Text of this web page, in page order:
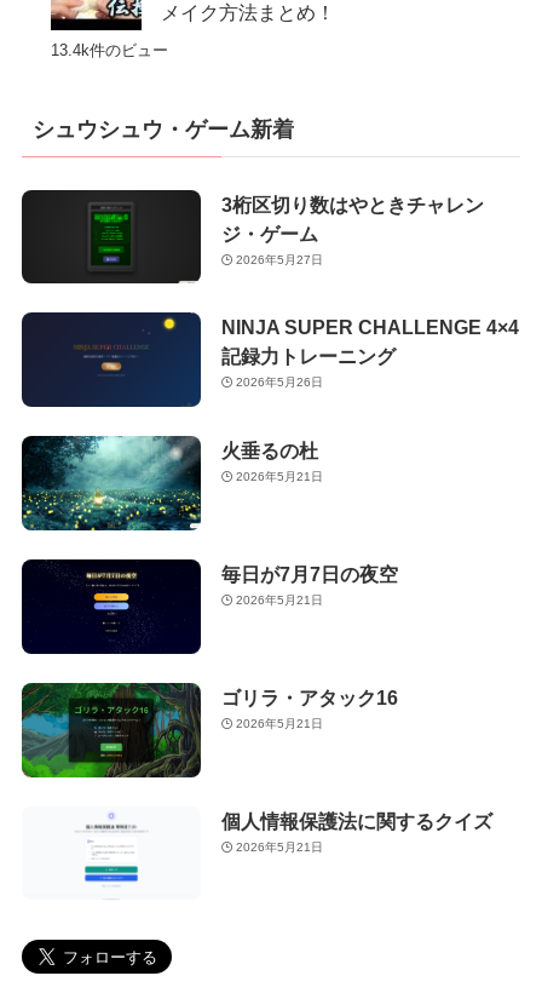
メイク方法まとめ！
13.4k件のビュー
シュウシュウ・ゲーム新着
3桁区切り数はやときチャレン
ジ・ゲーム
2026年5月27日
NINJA SUPER CHALLENGE 4×4
記録力トレーニング
2026年5月26日
火垂るの杜
2026年5月21日
毎日が7月7日の夜空
2026年5月21日
ゴリラ・アタック16
2026年5月21日
個人情報保護法に関するクイズ
2026年5月21日